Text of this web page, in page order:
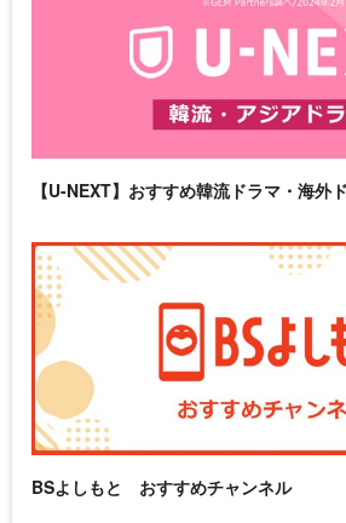
【U-NEXT】おすすめ韓流ドラマ・海外
BSよしもと おすすめチャンネル